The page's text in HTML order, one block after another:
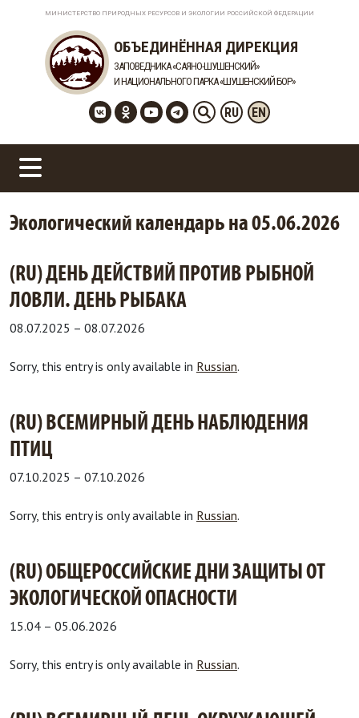
МИНИСТЕРСТВО ПРИРОДНЫХ РЕСУРСОВ И ЭКОЛОГИИ РОССИЙСКОЙ ФЕДЕРАЦИИ
ОБЪЕДИНЁННАЯ ДИРЕКЦИЯ
ЗАПОВЕДНИКА «САЯНО-ШУШЕНСКИЙ»
И НАЦИОНАЛЬНОГО ПАРКА «ШУШЕНСКИЙ БОР»
RU EN
Экологический календарь на 05.06.2026
(RU) ДЕНЬ ДЕЙСТВИЙ ПРОТИВ РЫБНОЙ
ЛОВЛИ. ДЕНЬ РЫБАКА
08.07.2025 – 08.07.2026
Sorry, this entry is only available in Russian.
(RU) ВСЕМИРНЫЙ ДЕНЬ НАБЛЮДЕНИЯ
ПТИЦ
07.10.2025 – 07.10.2026
Sorry, this entry is only available in Russian.
(RU) ОБЩЕРОССИЙСКИЕ ДНИ ЗАЩИТЫ ОТ
ЭКОЛОГИЧЕСКОЙ ОПАСНОСТИ
15.04 – 05.06.2026
Sorry, this entry is only available in Russian.